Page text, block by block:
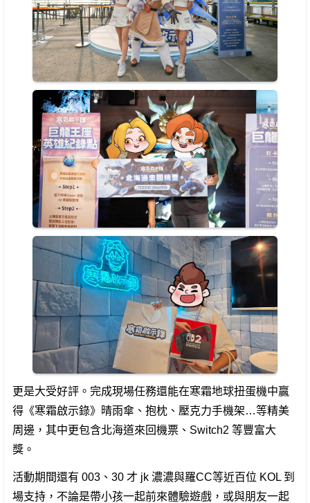
更是大受好評。完成現場任務還能在寒霜地球扭蛋機中贏
得《寒霜啟示錄》晴雨傘、抱枕、壓克力手機架…等精美
周邊，其中更包含北海道來回機票、Switch2 等豐富大
獎。
活動期間還有 003、30 才 jk 濃濃與羅CC等近百位 KOL 到
場支持，不論是帶小孩一起前來體驗遊戲，或與朋友一起